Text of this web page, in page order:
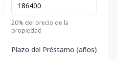
20% del precio de la
propiedad
Plazo del Préstamo (años)